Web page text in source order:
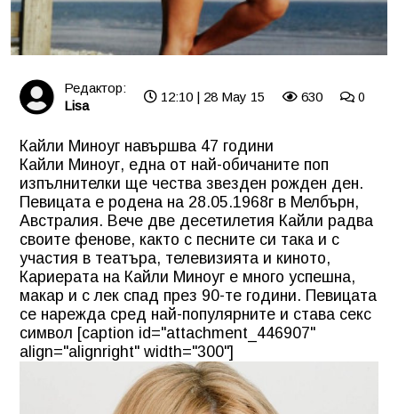
Редактор:
Lisa
12:10 | 28 May 15 630 0
Кайли Миноуг навършва 47 години
Кайли Миноуг, една от най-обичаните поп
изпълнителки ще чества звезден рожден ден.
Певицата е родена на 28.05.1968г в Мелбърн,
Австралия. Вече две десетилетия Кайли радва
своите фенове, както с песните си така и с
участия в театъра, телевизията и киното,
Кариерата на Кайли Миноуг е много успешна,
макар и с лек спад през 90-те години. Певицата
се нарежда сред най-популярните и става секс
символ [caption id="attachment_446907"
align="alignright" width="300"]